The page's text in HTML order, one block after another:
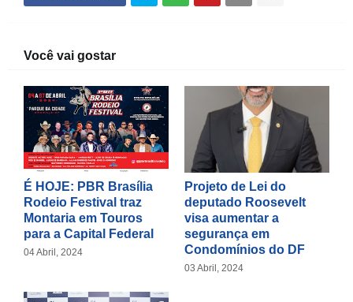
Você vai gostar
É HOJE: PBR Brasília
Rodeio Festival traz
Montaria em Touros
para a Capital Federal
04 Abril, 2024
Projeto de Lei do
deputado Roosevelt
visa aumentar a
segurança em
Condomínios do DF
03 Abril, 2024